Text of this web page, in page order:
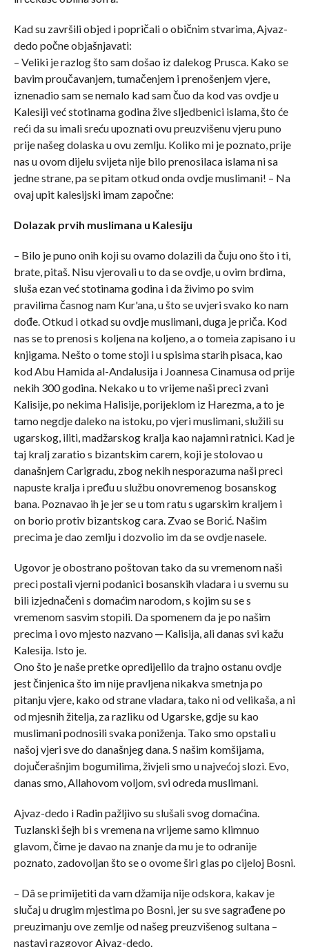
Kad su završili objed i popričali o običnim stvarima, Ajvaz-
dedo počne objašnjavati:
– Veliki je razlog što sam došao iz dalekog Prusca. Kako se
bavim proučavanjem, tumačenjem i prenošenjem vjere,
iznenadio sam se nemalo kad sam čuo da kod vas ovdje u
Kalesiji već stotinama godina žive sljedbenici islama, što će
reći da su imali sreću upoznati ovu preuzvišenu vjeru puno
prije našeg dolaska u ovu zemlju. Koliko mi je poznato, prije
nas u ovom dijelu svijeta nije bilo prenosilaca islama ni sa
jedne strane, pa se pitam otkud onda ovdje muslimani! – Na
ovaj upit kalesijski imam započne:
Dolazak prvih muslimana u Kalesiju
– Bilo je puno onih koji su ovamo dolazili da čuju ono što i ti,
brate, pitaš. Nisu vjerovali u to da se ovdje, u ovim brdima,
sluša ezan već stotinama godina i da živimo po svim
pravilima časnog nam Kur'ana, u što se uvjeri svako ko nam
dođe. Otkud i otkad su ovdje muslimani, duga je priča. Kod
nas se to prenosi s koljena na koljeno, a o tomeia zapisano i u
knjigama. Nešto o tome stoji i u spisima starih pisaca, kao
kod Abu Hamida al-Andalusija i Joannesa Cinamusa od prije
nekih 300 godina. Nekako u to vrijeme naši preci zvani
Kalisije, po nekima Halisije, porijeklom iz Harezma, a to je
tamo negdje daleko na istoku, po vjeri muslimani, služili su
ugarskog, iliti, madžarskog kralja kao najamni ratnici. Kad je
taj kralj zaratio s bizantskim carem, koji je stolovao u
današnjem Carigradu, zbog nekih nesporazuma naši preci
napuste kralja i pređu u službu onovremenog bosanskog
bana. Poznavao ih je jer se u tom ratu s ugarskim kraljem i
on borio protiv bizantskog cara. Zvao se Borić. Našim
precima je dao zemlju i dozvolio im da se ovdje nasele.
Ugovor je obostrano poštovan tako da su vremenom naši
preci postali vjerni podanici bosanskih vladara i u svemu su
bili izjednačeni s domaćim narodom, s kojim su se s
vremenom sasvim stopili. Da spomenem da je po našim
precima i ovo mjesto nazvano ─ Kalisija, ali danas svi kažu
Kalesija. Isto je.
Ono što je naše pretke opredijelilo da trajno ostanu ovdje
jest činjenica što im nije pravljena nikakva smetnja po
pitanju vjere, kako od strane vladara, tako ni od velikaša, a ni
od mjesnih žitelja, za razliku od Ugarske, gdje su kao
muslimani podnosili svaka poniženja. Tako smo opstali u
našoj vjeri sve do današnjeg dana. S našim komšijama,
dojučerašnjim bogumilima, živjeli smo u najvećoj slozi. Evo,
danas smo, Allahovom voljom, svi odreda muslimani.
Ajvaz-dedo i Radin pažljivo su slušali svog domaćina.
Tuzlanski šejh bi s vremena na vrijeme samo klimnuo
glavom, čime je davao na znanje da mu je to odranije
poznato, zadovoljan što se o ovome širi glas po cijeloj Bosni.
– Dâ se primijetiti da vam džamija nije odskora, kakav je
slučaj u drugim mjestima po Bosni, jer su sve sagrađene po
preuzimanju ove zemlje od našeg preuzvišenog sultana –
nastavi razgovor Ajvaz-dedo.